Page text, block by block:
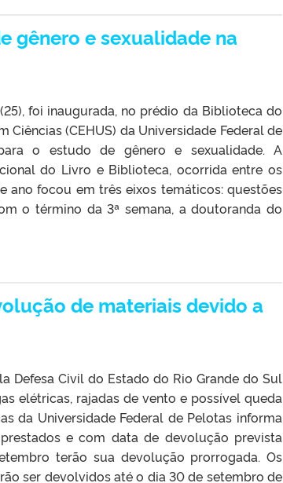
gênero e sexualidade na
foi inaugurada, no prédio da Biblioteca do
Ciências (CEHUS) da Universidade Federal de
o estudo de gênero e sexualidade. A
do Livro e Biblioteca, ocorrida entre os
ano focou em três eixos temáticos: questões
o término da 3ª semana, a doutoranda do
de materiais devido a
Defesa Civil do Estado do Rio Grande do Sul
elétricas, rajadas de vento e possível queda
da Universidade Federal de Pelotas informa
e com data de devolução prevista
terão sua devolução prorrogada. Os
ser devolvidos até o dia 30 de setembro de